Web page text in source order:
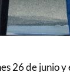
26 de junio y